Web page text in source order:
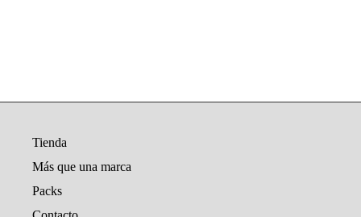
Tienda
Más que una marca
Packs